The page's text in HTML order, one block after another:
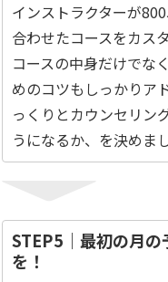
インストラクターが
合わせたコースをカス
コースの中身だけでな
めのコツもしっかりア
っくりとカウンセリン
うになるか、を決めま
STEP5｜最初の月
を！